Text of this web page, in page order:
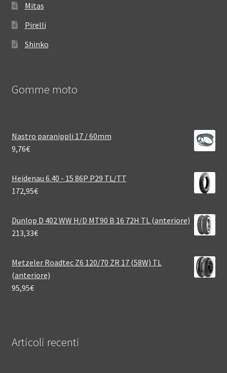
Mitas
Pirelli
Shinko
Gomme moto
Nastro paranippli 17 / 60mm
9,76€
Heidenau 6.40 - 15 86P P29 TL/TT
172,95€
Dunlop D 402 WW H/D MT90 B 16 72H TL (anteriore)
213,33€
Metzeler Roadtec Z6 120/70 ZR 17 (58W) TL
(anteriore)
95,95€
Articoli recenti